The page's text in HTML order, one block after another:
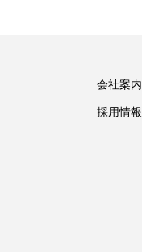
会社案内
採用情報